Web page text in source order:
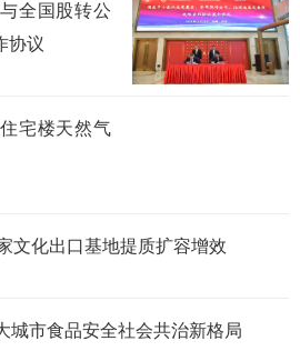
全国股转公
协议
宅楼天然气
文化出口基地提质扩容增效
城市食品安全社会共治新格局